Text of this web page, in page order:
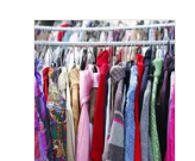
Spectacles
Concerts
Sports
Nantes
Nice
Paris